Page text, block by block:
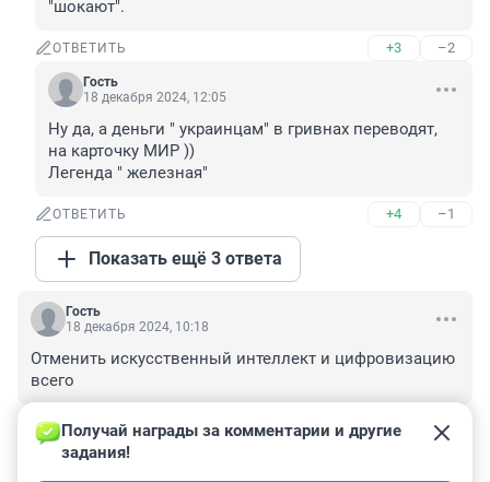
"шокают".
ОТВЕТИТЬ +3 –2
Гость
18 декабря 2024, 12:05
Ну да, а деньги " украинцам" в гривнах переводят,
на карточку МИР ))
Легенда " железная"
ОТВЕТИТЬ +4 –1
Показать ещё 3 ответа
Гость
18 декабря 2024, 10:18
Отменить искусственный интеллект и цифровизацию
всего
ОТВЕТИТЬ –0
Гость
Получай награды за комментарии и другие
задания!